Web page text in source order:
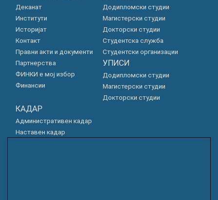
Деканат
Институти
Историјат
Контакт
Правни акти и документи
Партнерства
ФИНКИ е мој избор
Финансии
Додипломски студии
Магистерски студии
Докторски студии
Студентска служба
Студентски организации
УПИСИ
Додипломски студии
Магистерски студии
Докторски студии
КАДАР
Административен кадар
Наставен кадар